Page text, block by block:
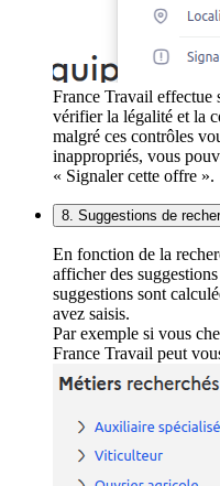
France Travail effectue
vérifier la légalité et la
malgré ces contrôles
inappropriés, vous
« Signaler cette offre ».
8. Suggestions de
En fonction de la
afficher des
suggestions sont
avez saisis.
Par exemple si vous
France Travail peut